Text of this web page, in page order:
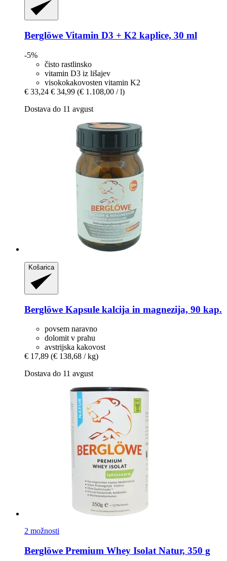
Berglöwe Vitamin D3 + K2 kaplice, 30 ml
-5%
čisto rastlinsko
vitamin D3 iz lišajev
visokokakovosten vitamin K2
€ 33,24 € 34,99 (€ 1.108,00 / l)
Dostava do 11 avgust
Košarica
Berglöwe Kapsule kalcija in magnezija, 90 kap.
povsem naravno
dolomit v prahu
avstrijska kakovost
€ 17,89 (€ 138,68 / kg)
Dostava do 11 avgust
2 možnosti
Berglöwe Premium Whey Isolat Natur, 350 g